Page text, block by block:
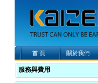
首 頁 關於我們
服務與費用